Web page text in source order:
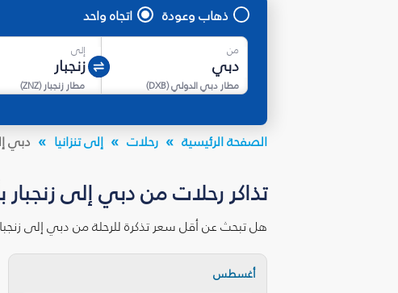
ذهاب وعودة اتجاه واحد
من
مطار دبي الدولي(
DXB
)
إلى
مطار زنجبار(
ZNZ
)
الصفحة الرئيسية رحلات إلى تنزانيا دبي
تذاكر رحلات من دبي إلى زنجبار
هل تبحث عن أقل سعر تذكرة للرحلة من دبي إلى
أغسطس